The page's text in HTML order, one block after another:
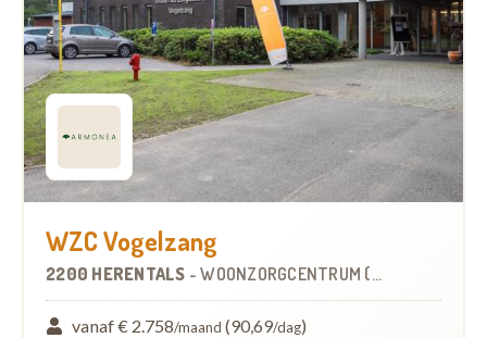
WZC Vogelzang
2200 HERENTALS -WOONZORGCENTRUM (WZC)
vanaf € 2.758/maand (90,69/dag)